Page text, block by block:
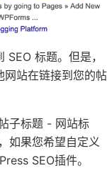
标题。但是，
网站在链接到您的帖
子标题 - 网站标
如果您希望自定义
SEO插件。